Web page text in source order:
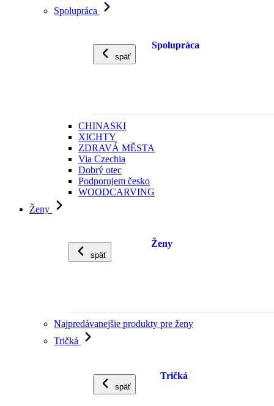
Spolupráca
späť
Spolupráca
CHINASKI
XICHTY
ZDRAVÁ MĚSTA
Via Czechia
Dobrý otec
Podporujem česko
WOODCARVING
Ženy
späť
Ženy
Najpredávanejšie produkty pre ženy
Tričká
späť
Tričká